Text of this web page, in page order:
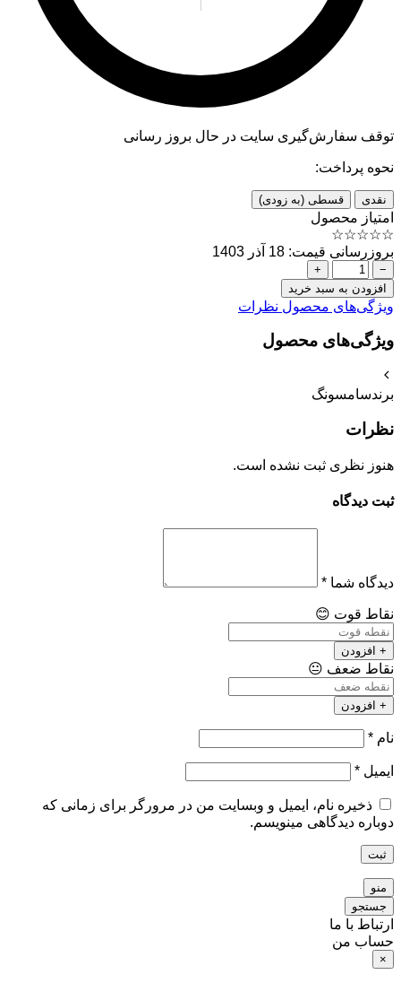
توقف سفارش‌گیری سایت در حال بروز رسانی
نحوه پرداخت:
نقدی قسطی (به زودی)
امتیاز محصول
☆
☆
☆
☆
☆
بروزرسانی قیمت: 18 آذر 1403
−
+
افزودن به سبد خرید
ویژگی‌های محصول نظرات
ویژگی‌های محصول
برندسامسونگ
نظرات
هنوز نظری ثبت نشده است.
ثبت دیدگاه
دیدگاه شما *
نقاط قوت 😊
+ افزودن
نقاط ضعف 😐
+ افزودن
نام *
ایمیل *
ذخیره نام، ایمیل و وبسایت من در مرورگر برای زمانی که
دوباره دیدگاهی مینویسم.
ثبت
منو
جستجو
ارتباط با ما
حساب من
×